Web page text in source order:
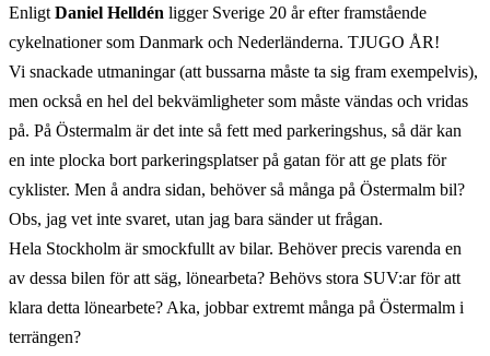
Enligt Daniel Helldén ligger Sverige 20 år efter framstående
cykelnationer som Danmark och Nederländerna. TJUGO ÅR!
Vi snackade utmaningar (att bussarna måste ta sig fram exempelvis),
men också en hel del bekvämligheter som måste vändas och vridas
på. På Östermalm är det inte så fett med parkeringshus, så där kan
en inte plocka bort parkeringsplatser på gatan för att ge plats för
cyklister. Men å andra sidan, behöver så många på Östermalm bil?
Obs, jag vet inte svaret, utan jag bara sänder ut frågan.
Hela Stockholm är smockfullt av bilar. Behöver precis varenda en
av dessa bilen för att säg, lönearbeta? Behövs stora SUV:ar för att
klara detta lönearbete? Aka, jobbar extremt många på Östermalm i
terrängen?